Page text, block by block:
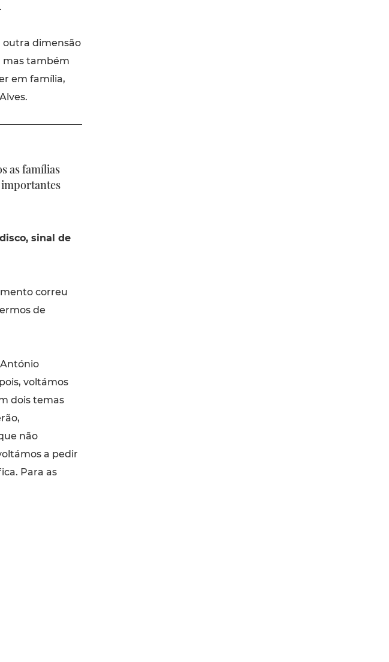
outra dimensão
mas também
em família,
as famílias
importantes
sinal de
correu
de
António
voltámos
dois temas
não
a pedir
Para as